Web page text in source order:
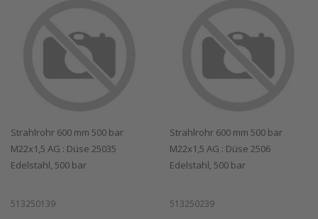
Strahlrohr 600 mm 500 bar
M22x1,5 AG : Düse 25035
Edelstahl, 500 bar
513250139
Strahlrohr 600 mm 500 bar
M22x1,5 AG : Düse 2506
Edelstahl, 500 bar
513250239